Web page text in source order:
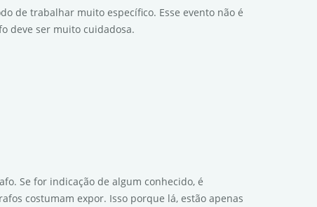
de trabalhar muito específico. Esse evento não é
deve ser muito cuidadosa.
Se for indicação de algum conhecido, é
costumam expor. Isso porque lá, estão apenas